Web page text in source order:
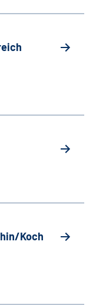
Koch